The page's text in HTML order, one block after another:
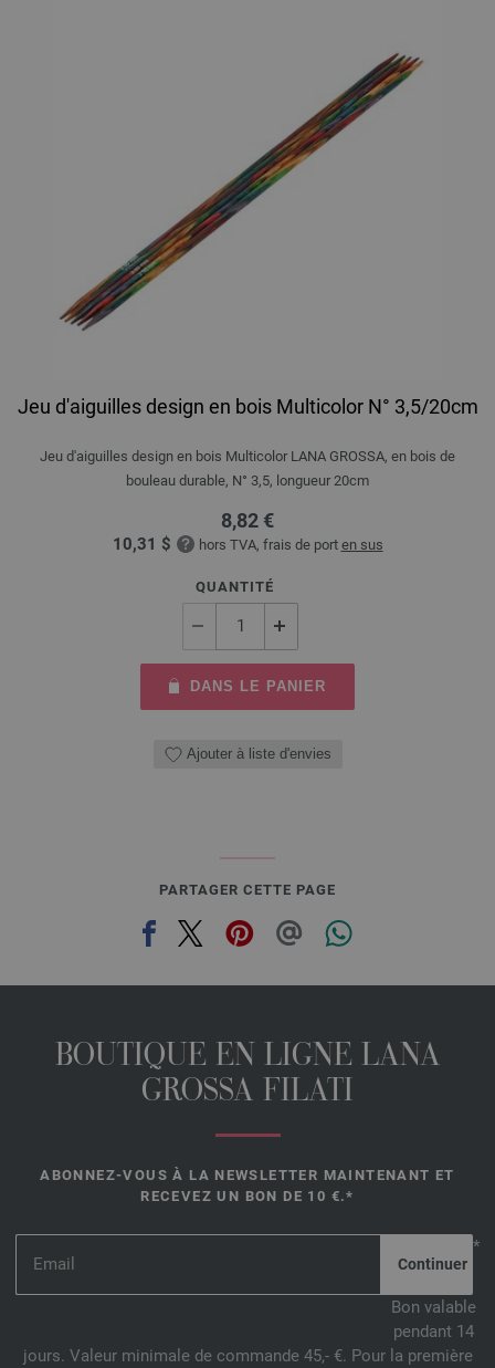
Jeu d'aiguilles design en bois Multicolor N° 3,5/20cm
Jeu d'aiguilles design en bois Multicolor LANA GROSSA, en bois de
bouleau durable, N° 3,5, longueur 20cm
8,82 €
10,31 $ hors TVA, frais de port en sus
QUANTITÉ
DANS LE PANIER
Ajouter à liste d'envies
PARTAGER CETTE PAGE
BOUTIQUE EN LIGNE LANA
GROSSA FILATI
ABONNEZ-VOUS À LA NEWSLETTER MAINTENANT ET
RECEVEZ UN BON DE 10 €.*
*
Bon valable
pendant 14
jours. Valeur minimale de commande 45,- €. Pour la première